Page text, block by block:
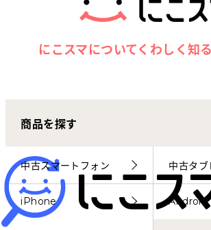
サポートセンター
お客さまの声
にこスマ通信
マイページ
にこスマについてくわしく知る
商品を探す
中古スマートフォン 中古タブ
iPhone Android